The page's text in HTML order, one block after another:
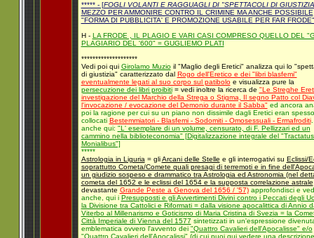
***** - [FOGLI VOLANTI E RAGGUAGLI DI "SPETTACOLI DI
MEZZO PER AMMONIRE CONTRO IL CRIMINE MA ANCHE POSSIBILE
"FORMA DI PUBBLICITA' E PROMOZIONE USABILE PER FAR FRODE"
H - LA FRODE , IL PLAGIO E VARI CASI COMPRESO QUELLO DEL
PLAGIARIO DEL '600" = GUGLIEMO PLATI
********************
Vedi poi qui Girolamo Muzioil "Maglio degli Eretici" analizza qui lo
di giustizia" caratterizzato dal Rogo dell'Eretico e dei "libri blasfemi"
eventualmente legati al suo corpo sul patibolo e visualizza pure la
persecuzione dei libri proibiti= vedi inoltre la ricerca de "Le Streghe
investigazione del Marchio della Strega o Stigma, Il segno Patto col
l'invocazione / evocazione del Demonio durante il Sabba"ed ancora
poi la ragione per cui su un piano non dissimile dagli Eretici eran spesso
collocati Bestemmiatori - Blasfemi - Sodomiti - Omosessuali - Ermafroditi.
anche qui: "L' esemplare di un volume, censurato, di F. Pellizzari ed un
cammino nella biblioteconomia" [Digitalizzazione integrale del
Monialibus"]
*****
Astrologia in Liguria = gliArcani delle Stelle e gli interrogativi su Eclissi/
soprattutto Cometa/Comete quali presagi di terremoti e in fine
un giudizio sospeso e drammatico tra Astrologia ed Astronomia (nel
cometa del 1652 e le eclissi del 1654 e la supposta correlazione astrale
devastante Grande Peste a Genova del 1656 / '57)approfondisci e
anche, qui i Presupposti e gli Avvertimenti Divini contro i Peccati degli
la Divisione tra Cattolici e Riformati = dalla visione apocalittica di Annio
Viterbo al Millenarismo e Goticismo di Maria Cristina di Svezia = la
Città Imperiale di Vienna del 1577 sintetizzati in un'espressione
emblematica ovvero l'avvento dei "Quattro Cavalieri dell'Apocalisse" e/o
"Quattro Cavalieri dell'Apocalissi"(di cui puoi qui vedere una descrizione